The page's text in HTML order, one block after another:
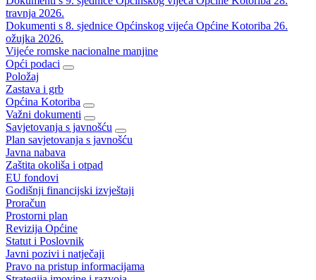
travnja 2026.
Dokumenti s 8. sjednice Općinskog vijeća Općine Kotoriba 26.
ožujka 2026.
Vijeće romske nacionalne manjine
Opći podaci
Položaj
Zastava i grb
Općina Kotoriba
Važni dokumenti
Savjetovanja s javnošću
Plan savjetovanja s javnošću
Javna nabava
Zaštita okoliša i otpad
EU fondovi
Godišnji financijski izvještaji
Proračun
Prostorni plan
Revizija Općine
Statut i Poslovnik
Javni pozivi i natječaji
Pravo na pristup informacijama